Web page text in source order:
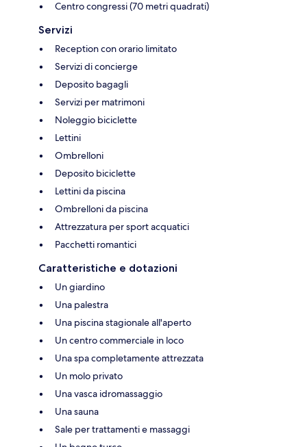
Centro congressi (70 metri quadrati)
Servizi
Reception con orario limitato
Servizi di concierge
Deposito bagagli
Servizi per matrimoni
Noleggio biciclette
Lettini
Ombrelloni
Deposito biciclette
Lettini da piscina
Ombrelloni da piscina
Attrezzatura per sport acquatici
Pacchetti romantici
Caratteristiche e dotazioni
Un giardino
Una palestra
Una piscina stagionale all'aperto
Un centro commerciale in loco
Una spa completamente attrezzata
Un molo privato
Una vasca idromassaggio
Una sauna
Sale per trattamenti e massaggi